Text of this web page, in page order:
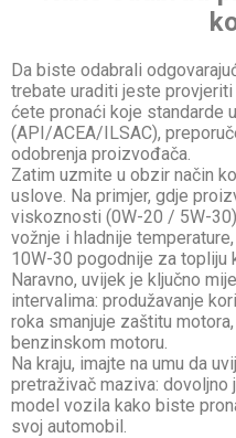
Da biste odabrali
trebate uraditi jeste
ćete pronaći koje standarde
(API/ACEA/ILSAC),
odobrenja proizvođača.
Zatim uzmite u obzir način
uslove. Na primjer, gdje
viskoznosti (0W-20 / 5W-
vožnje i hladnije
10W-30 pogodnije za topliju
Naravno, uvijek je ključno
intervalima: produžavanje
roka smanjuje zaštitu
benzinskom motoru.
Na kraju, imajte na umu da
pretraživač maziva:
model vozila kako biste
svoj automobil.